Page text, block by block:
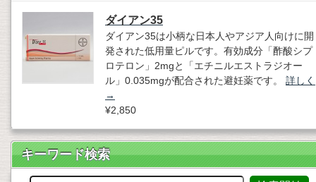
ダイアン35
ダイアン35は小柄な日本人やアジア人向けに開
発された低用量ピルです。有効成分「酢酸シプ
ロテロン」2mgと「エチニルエストラジオー
ル」0.035mgが配合された避妊薬です。 詳しく
→
¥2,850
キーワード検索